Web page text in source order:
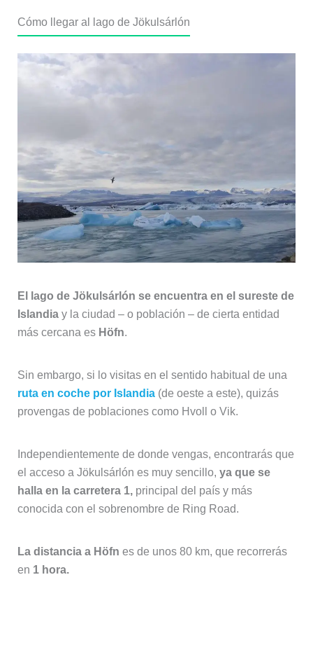
Cómo llegar al lago de Jökulsárlón
El lago de Jökulsárlón se encuentra en el sureste de
Islandiay la ciudad – o población – de cierta entidad
más cercana es Höfn.
Sin embargo, si lo visitas en el sentido habitual de una
ruta en coche por Islandia(de oeste a este), quizás
provengas de poblaciones como Hvoll o Vik.
Independientemente de donde vengas, encontrarás que
el acceso a Jökulsárlón es muy sencillo, ya que se
halla en la carretera 1,principal del país y más
conocida con el sobrenombre de Ring Road.
La distancia a Höfn es de unos 80 km, que recorrerás
en 1 hora.